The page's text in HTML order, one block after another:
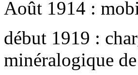
Août 1914 :
début 1919 :
minéralogique